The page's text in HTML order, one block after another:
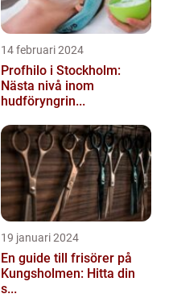
14 februari 2024
Profhilo i Stockholm:
Nästa nivå inom
hudföryngrin...
19 januari 2024
En guide till frisörer på
Kungsholmen: Hitta din
s...